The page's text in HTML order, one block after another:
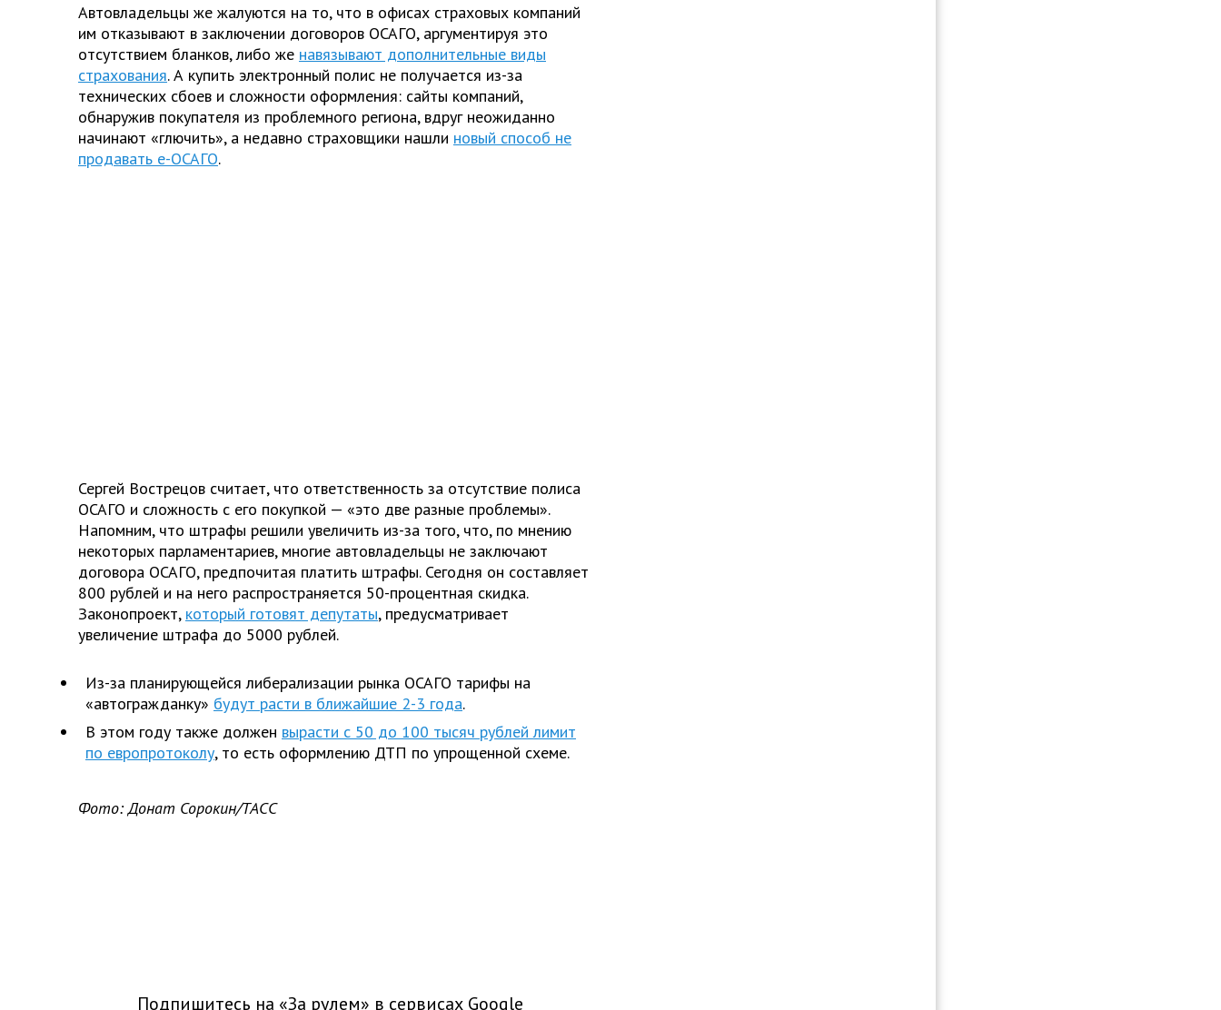
Автовладельцы же жалуются на то, что в офисах страховых компаний
им отказывают в заключении договоров ОСАГО, аргументируя это
отсутствием бланков, либо же навязывают дополнительные виды
страхования. А купить электронный полис не получается из-за
технических сбоев и сложности оформления: сайты компаний,
обнаружив покупателя из проблемного региона, вдруг неожиданно
начинают «глючить», а недавно страховщики нашли новый способ не
продавать е-ОСАГО.
Сергей Вострецов считает, что ответственность за отсутствие полиса
ОСАГО и сложность с его покупкой — «это две разные проблемы».
Напомним, что штрафы решили увеличить из-за того, что, по мнению
некоторых парламентариев, многие автовладельцы не заключают
договора ОСАГО, предпочитая платить штрафы. Сегодня он составляет
800 рублей и на него распространяется 50-процентная скидка.
Законопроект, который готовят депутаты, предусматривает
увеличение штрафа до 5000 рублей.
Из-за планирующейся либерализации рынка ОСАГО тарифы на
«автогражданку» будут расти в ближайшие 2-3 года.
В этом году также должен вырасти с 50 до 100 тысяч рублей лимит
по европротоколу, то есть оформлению ДТП по упрощенной схеме.
Фото: Донат Сорокин/ТАСС
Подпишитесь на «За рулем» в сервисах Google